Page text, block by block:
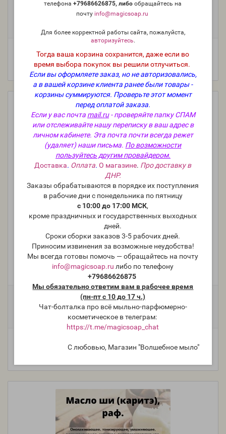
телефона+79686626875, либообращайтесь на
почту info@magicsoap.ru
Для более корректной работы сайта, пожалуйста,
авторизуйтесь.
Тогда ваша корзина сохранится, даже если во
время выбора покупок вы решили отлучиться.
Если вы оформляете заказ, но не авторизовались,
а в вашей корзине клиента ранее были товары -
корзины суммируются. Проверьте этот момент
перед оплатой заказа.
Если у вас почта mail.ru- проверяйте папку СПАМ
или отслеживайте нашу переписку в ваш адрес в
личном кабинете. Эта почта почти всегда режет
(удаляет) наши письма. По возможности
пользуйтесь другим провайдером.
Доставка. Оплата.О магазине. Про доставку в
ДНР.
Заказы обрабатываются в порядке их поступления
в рабочие дни с понедельника по пятницу
с 10:00 до 17:00 МСК,
кроме праздничных и государственных выходных
дней.
Сроки сборки заказов 3-5 рабочих дней.
Приносим извинения за возможные неудобства!
Мы всегда готовы помочь — обращайтесь на почту
info@magicsoap.ru либо по телефону
+79686626875
Мы обязательно ответим вам в рабочее время
(пн-пт с 10 до 17 ч.)
Чат-болталка про всё мыльно-парфюмерно-
косметическое в телеграм:
https://t.me/magicsoap_chat
С любовью, Магазин "Волшебное мыло"
Фасовка:
Изододекан
Производитель: Испания
250 г 364 руб. 100 г